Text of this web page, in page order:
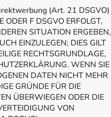
(Art. 21 DSGVO)
F DSGVO ERFOLGT,
SITUATION ERGEBEN,
EINZULEGEN; DIES GILT
RECHTSGRUNDLAGE,
WENN SIE
DATEN NICHT MEHR
GRÜNDE FÜR DIE
ÜBERWIEGEN ODER DIE
VON